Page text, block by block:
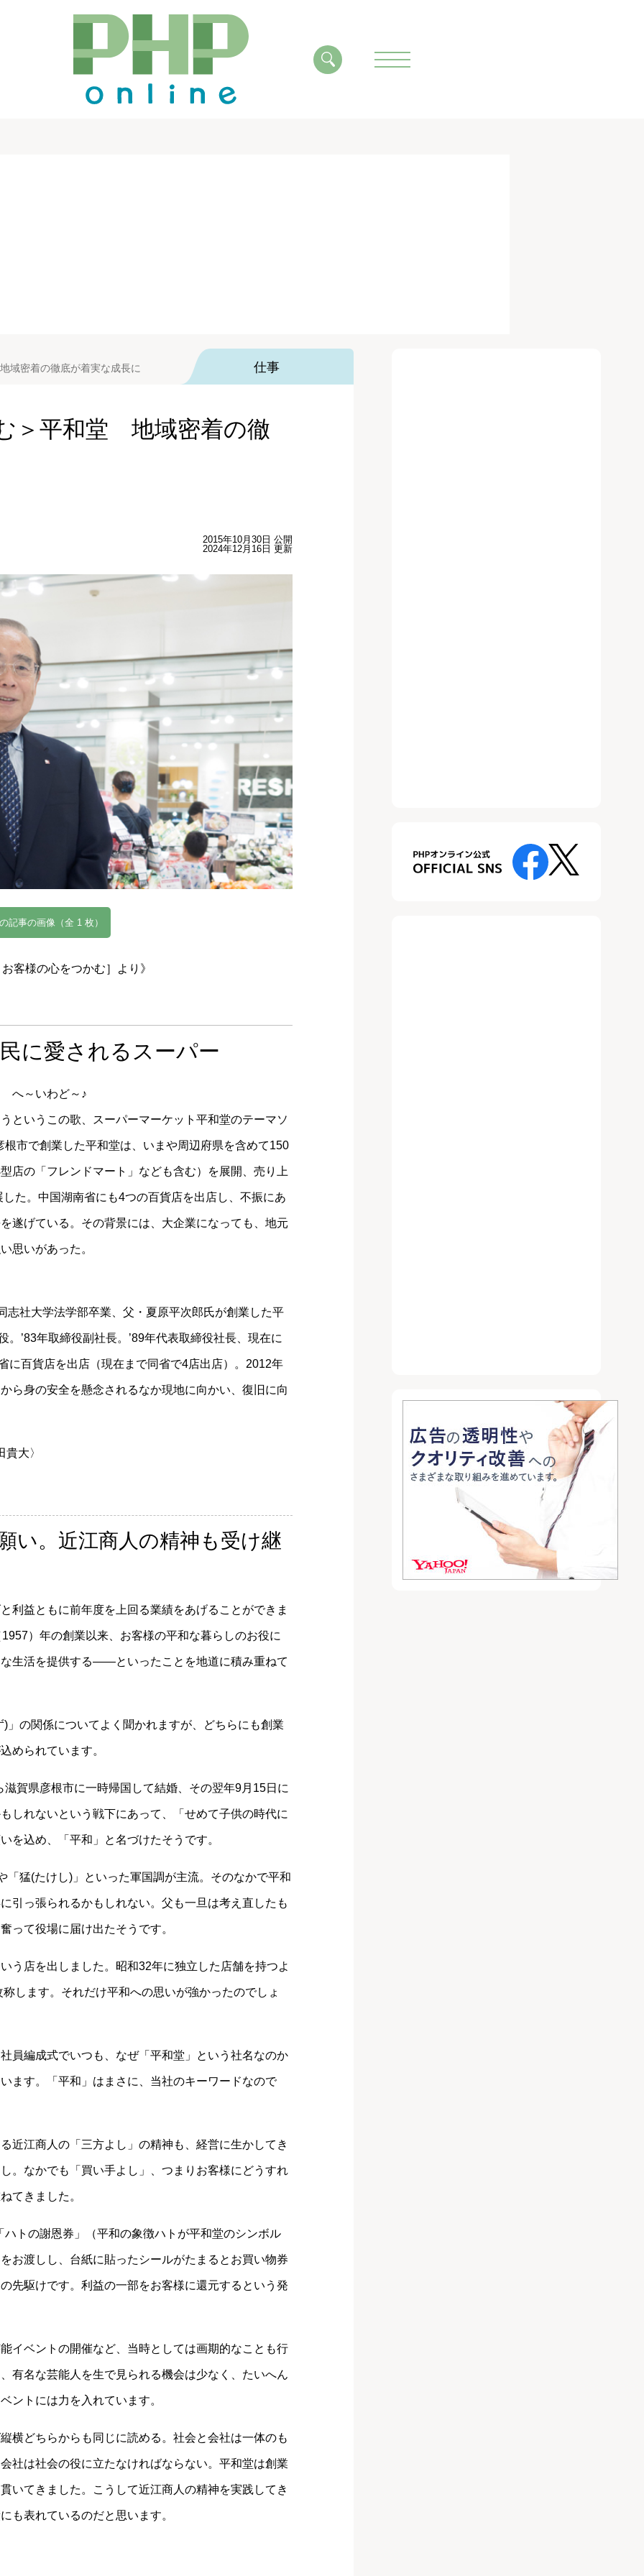
域密着の徹底が着実な成長に 仕事
＞平和堂 地域密着の徹
2015年10月30日 公開
2024年12月16日 更新
記事の画像（全 1 枚）
客様の心をつかむ］より》
に愛されるスーパー
へ～いわど～♪
いうこの歌、スーパーマーケット平和堂のテーマソ
市で創業した平和堂は、いまや周辺府県を含めて150
店の「フレンドマート」なども含む）を展開、売り上
た。中国湖南省にも4つの百貨店を出店し、不振にあ
遂げている。その背景には、大企業になっても、地元
思いがあった。
志社大学法学部卒業、父・夏原平次郎氏が創業した平
。’83年取締役副社長。’89年代表取締役社長、現在に
に百貨店を出店（現在まで同省で4店出店）。2012年
ら身の安全を懸念されるなか現地に向かい、復旧に向
大〉
い。近江商人の精神も受け継
益ともに前年度を上回る業績をあげることができま
）年の創業以来、お客様の平和な暮らしのお役に
生活を提供する――といったことを地道に積み重ねて
の関係についてよく聞かれますが、どちらにも創業
められています。
賀県彦根市に一時帰国して結婚、その翌年9月15日に
しれないという戦下にあって、「せめて子供の時代に
を込め、「平和」と名づけたそうです。
猛(たけし)」といった軍国調が主流。そのなかで平和
引っ張られるかもしれない。父も一旦は考え直したも
って役場に届け出たそうです。
店を出しました。昭和32年に独立した店舗を持つよ
します。それだけ平和への思いが強かったのでしょ
編成式でいつも、なぜ「平和堂」という社名なのか
ます。「平和」はまさに、当社のキーワードなので
江商人の「三方よし」の精神も、経営に生かしてき
。なかでも「買い手よし」、つまりお客様にどうすれ
てきました。
トの謝恩券」（平和の象徴ハトが平和堂のシンボル
お渡しし、台紙に貼ったシールがたまるとお買い物券
先駆けです。利益の一部をお客様に還元するという発
ベントの開催など、当時としては画期的なことも行
有名な芸能人を生で見られる機会は少なく、たいへん
ントには力を入れています。
どちらからも同じに読める。社会と会社は一体のも
社は社会の役に立たなければならない。平和堂は創業
いてきました。こうして近江商人の精神を実践してき
も表れているのだと思います。